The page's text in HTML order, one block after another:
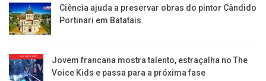
Ciência ajuda a preservar obras do pintor Cândido
Portinari em Batatais
Jovem francana mostra talento, estraçalha no The
Voice Kids e passa para a próxima fase